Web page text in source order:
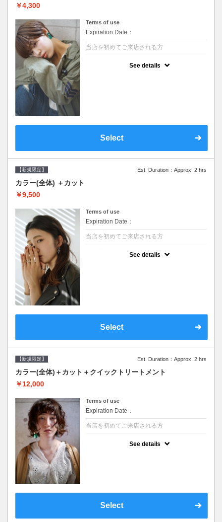
￥4,300
Terms of use
Expiration Date：
当店を初めてご来店される方
See details
Select
【新規限定】 Est. Duration：Approx. 2 hrs
カラー(全体) ＋カット
￥9,500
Terms of use
Expiration Date：
当店を初めてご来店される方
See details
Select
【新規限定】 Est. Duration：Approx. 2 hrs
カラー(全体)＋カット＋クイックトリートメント
￥12,000
Terms of use
Expiration Date：
当店を初めてご来店される方
See details
Select